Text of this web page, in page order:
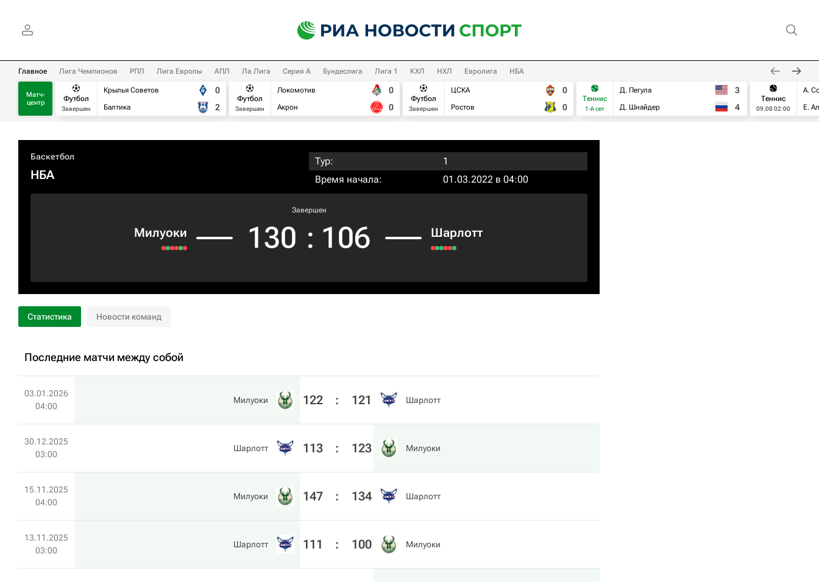
Главное Лига Чемпионов РПЛ Лига Европы АПЛ Ла Лига Серия А Бундеслига Лига 1 КХЛ НХЛ Евролига НБА
Матч-
центр
Футбол
Завершен
Крылья Советов
Балтика
0
2
Футбол
Завершен
Локомотив
Акрон
0
0
Футбол
Завершен
ЦСКА
Ростов
0
0
Теннис
1-й сет
Д. Пегула
Д. Шнайдер
3
4
Теннис
09.08 02:00
А.
Е.
Баскетбол
НБА
Тур:
1
Время начала:
01.03.2022 в 04:00
Милуоки
Завершен
130 : 106 Шарлотт
Статистика Новости команд
Последние матчи между собой
03.01.2026
04:00
Милуоки 122 : 121 Шарлотт
30.12.2025
03:00
Шарлотт 113 : 123 Милуоки
15.11.2025
04:00
Милуоки 147 : 134 Шарлотт
13.11.2025
03:00
Шарлотт 111 : 100 Милуоки